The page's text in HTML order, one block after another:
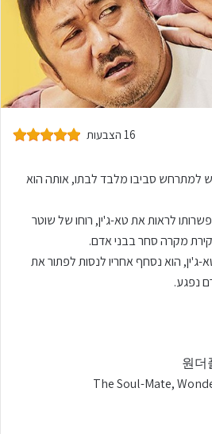
16 הצבעות
למתרחש סביבו מלבד לבתו, אותה הוא
לראות את טא-ג'ין, רוחו של שוטר
מקרה סחר בבני אדם.
ג'ין, הוא נסחף אחריו לנסות לפתור את
נפגע.
원더
The Soul-Mate,